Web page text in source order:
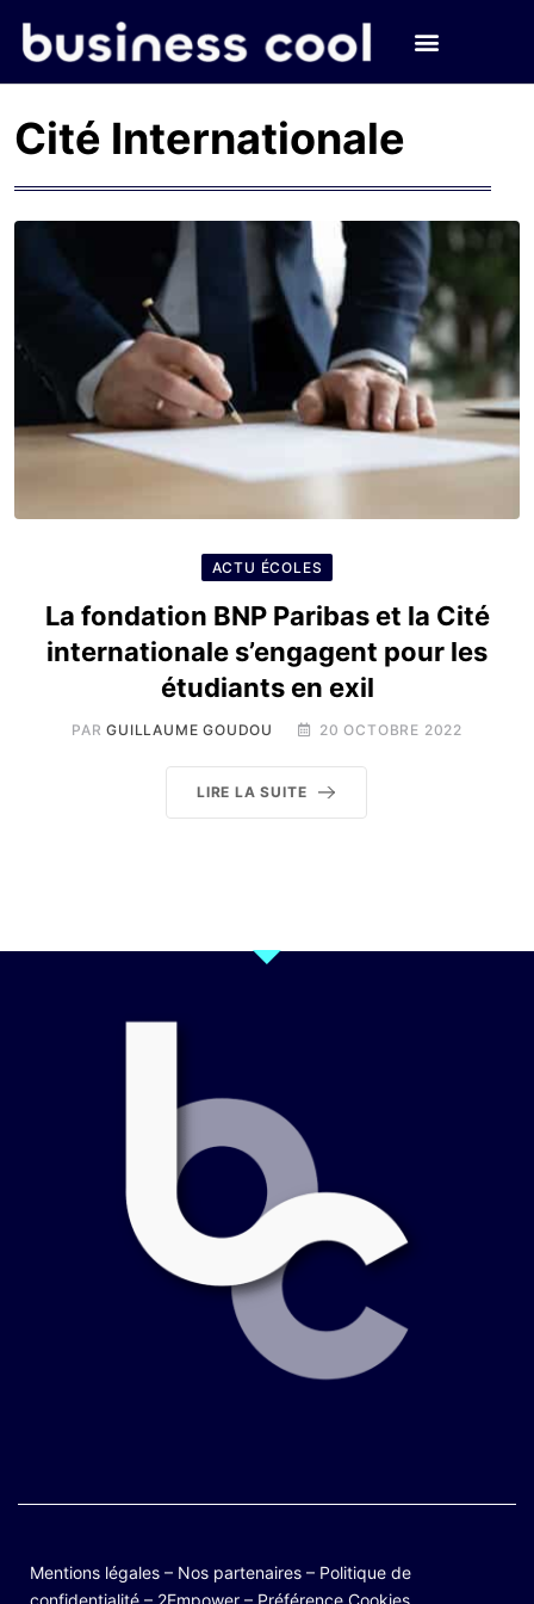
Cité Internationale
ACTU ÉCOLES
La fondation BNP Paribas et la Cité
internationale s’engagent pour les
étudiants en exil
PARGUILLAUME GOUDOU 20 OCTOBRE 2022
LIRE LA SUITE
Mentions légales – Nos partenaires – Politique de
confidentialité – 2Empower – Préférence Cookies